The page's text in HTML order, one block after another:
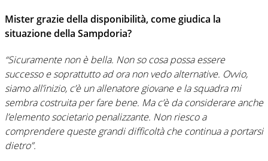
Mister grazie della disponibilità, come giudica la
situazione della Sampdoria?
“Sicuramente non è bella. Non so cosa possa essere
successo e soprattutto ad ora non vedo alternative. Ovvio,
siamo all’inizio, c’è un allenatore giovane e la squadra mi
sembra costruita per fare bene. Ma c’è da considerare anche
l’elemento societario penalizzante. Non riesco a
comprendere queste grandi difficoltà che continua a portarsi
dietro”.